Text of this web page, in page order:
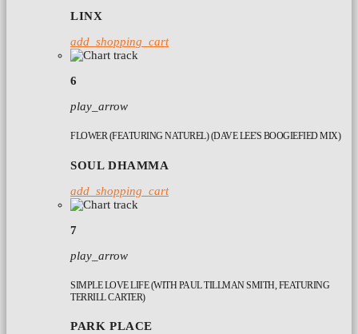
LINX
add_shopping_cart
6
play_arrow
FLOWER (FEATURING NATUREL) (DAVE LEE'S BOOGIEFIED MIX)
SOUL DHAMMA
add_shopping_cart
7
play_arrow
SIMPLE LOVE LIFE (WITH PAUL TILLMAN SMITH, FEATURING
TERRILL CARTER)
PARK PLACE